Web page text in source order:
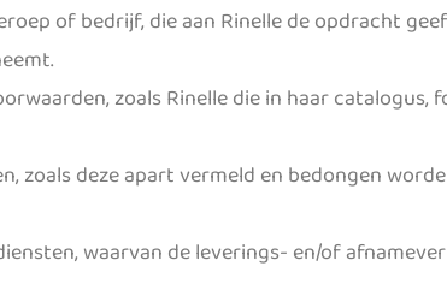
of bedrijf, die aan Rinelle de opdracht
zoals Rinelle die in haar catalogus,
zoals deze apart vermeld en bedongen
waarvan de leverings- en/of